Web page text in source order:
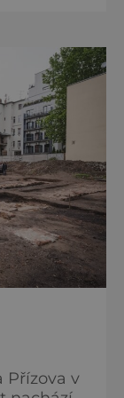
v
Přízova v